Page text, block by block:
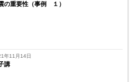
の重要性（事例 １）
年11月14日
講